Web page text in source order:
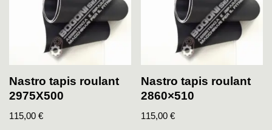
Nastro tapis roulant
2975X500
115,00 €
Nastro tapis roulant
2860×510
115,00€